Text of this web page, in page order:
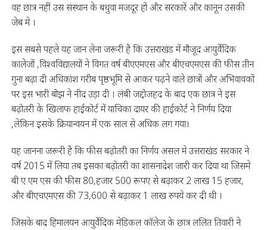
वह छात्र नहीं उस संस्थान के बधुवा मजदूर हों और सरकारें और कानून उसकी
जेब मे ।
इस सबसे पहले यह जान लेना जरूरी है कि उत्तराखंड में मौजूद आयुर्वेदिक
कालेजों ,विश्वविद्यालयों ने विगत वर्ष बीएएमएस और बीएचएमएस की फीस तीन
गुना बढ़ा दी अधिकांश गरीब पृष्ठभूमि से आकर पढ़ने वाले छात्रों और अभिवावकों
पर इस भारी बोझ ने नीद उड़ा दी । लंबी जद्दोजहद के बाद एक छात्र ने इस
बढ़ोतरी के खिलाफ हाईकोर्ट में याचिका दायर की हाईकोर्ट ने निर्णय दिया
,लेकिन इसके क्रियान्वयन में एक साल से अधिक लग गया।
यह जानना जरूरी है कि फीस बढ़ोतरी का निर्णय असल मे उत्तराखंड सरकार ने
वर्ष 2015 में लिया तब इसका बढ़ोतरी का शासनादेश जारी कर दिया था जिसमे
बी ए एम एस की फीस 80,हजार 500 रूपए से बढ़ाकर 2 लाख 15 हजार,
और बीएचएमएस की 73,600 से बढ़ाकर 1 लाख रुपये कर दी थी ।
जिसके बाद हिमालयन आयुर्वेदिक मेडिकल कॉलेज के छात्र ललित तिवारी ने